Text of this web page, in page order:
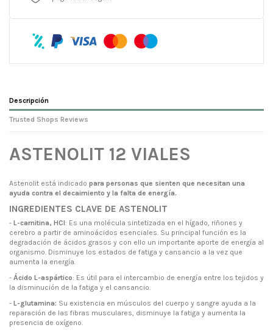
Descripción
Trusted Shops Reviews
ASTENOLIT 12 VIALES
Astenolit está indicado para personas que sienten que necesitan una
ayuda contra el decaimiento y la falta de energía.
INGREDIENTES CLAVE DE ASTENOLIT
- L-carnitina, HCl: Es una molécula sintetizada en el hígado, riñones y
cerebro a partir de aminoácidos esenciales. Su principal función es la
degradación de ácidos grasos y con ello un importante aporte de energía al
organismo. Disminuye los estados de fatiga y cansancio a la vez que
aumenta la energía.
- Ácido L-aspártico: Es útil para el intercambio de energía entre los tejidos y
la disminución de la fatiga y el cansancio.
- L-glutamina: Su existencia en músculos del cuerpo y sangre ayuda a la
reparación de las fibras musculares, disminuye la fatiga y aumenta la
presencia de oxígeno.